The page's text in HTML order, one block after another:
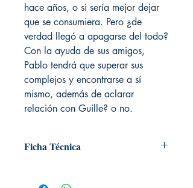
hace años, o si sería mejor dejar
que se consumiera. Pero ¿de
verdad llegó a apagarse del todo?
Con la ayuda de sus amigos,
Pablo tendrá que superar sus
complejos y encontrarse a sí
mismo, además de aclarar
relación con Guille? o no.
Ficha Técnica
Editorial: Neo Plataforma